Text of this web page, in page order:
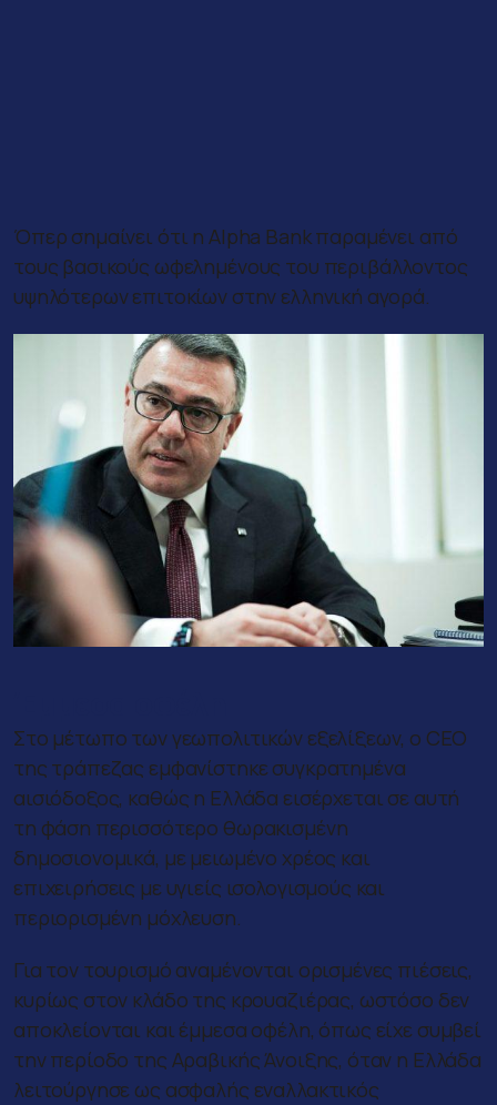
Όπερ σημαίνει ότι η Alpha Bank παραμένει από
τους βασικούς ωφελημένους του περιβάλλοντος
υψηλότερων επιτοκίων στην ελληνική αγορά.
Στο μέτωπο των γεωπολιτικών εξελίξεων, ο CEO
της τράπεζας εμφανίστηκε συγκρατημένα
αισιόδοξος, καθώς η Ελλάδα εισέρχεται σε αυτή
τη φάση περισσότερο θωρακισμένη
δημοσιονομικά, με μειωμένο χρέος και
επιχειρήσεις με υγιείς ισολογισμούς και
περιορισμένη μόχλευση.
Για τον τουρισμό αναμένονται ορισμένες πιέσεις,
κυρίως στον κλάδο της κρουαζιέρας, ωστόσο δεν
αποκλείονται και έμμεσα οφέλη, όπως είχε συμβεί
την περίοδο της Αραβικής Άνοιξης, όταν η Ελλάδα
λειτούργησε ως ασφαλής εναλλακτικός